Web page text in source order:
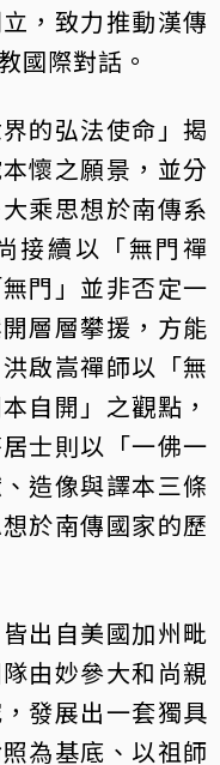
，致力推動漢傳
國際對話。
的弘法使命」揭
懷之願景，並分
乘思想於南傳系
接續以「無門禪
門」並非否定一
層層攀援，方能
啟嵩禪師以「無
自開」之觀點，
士則以「一佛一
造像與譯本三條
於南傳國家的歷
出自美國加州毗
由妙參大和尚親
發展出一套獨具
為基底、以祖師